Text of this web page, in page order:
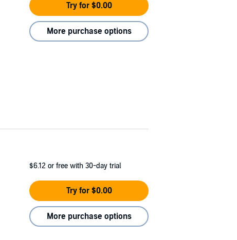
Try for $0.00
More purchase options
$6.12 or free with 30-day trial
Try for $0.00
More purchase options